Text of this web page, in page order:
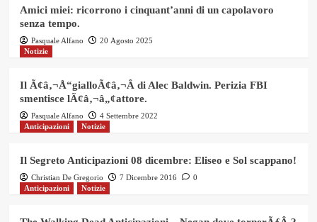
Amici miei: ricorrono i cinquant’anni di un capolavoro
senza tempo.
Pasquale Alfano
20 Agosto 2025
Notizie
Il Ã¢â‚¬Å“gialloÃ¢â‚¬Â di Alec Baldwin. Perizia FBI
smentisce lÃ¢â‚¬â„¢attore.
Pasquale Alfano
4 Settembre 2022
Anticipazioni
Notizie
Il Segreto Anticipazioni 08 dicembre: Eliseo e Sol scappano!
Christian De Gregorio 7 Dicembre 2016
0
Anticipazioni
Notizie